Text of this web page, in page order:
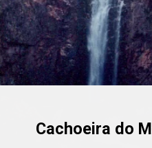
Cachoeira do